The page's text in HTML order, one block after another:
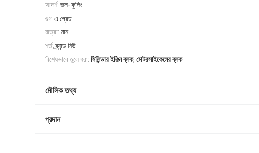
আদর্শ: জল- কুলিং
গুণ: এ গ্রেড
মাত্রা: মান
শর্ত:ব্র্যান্ড নিউ
বিশেষভাবে তুলে ধরা: সিলিন্ডার ইঞ্জিন ব্লক, মোটরসাইকেলের ব্লক
মৌলিক তথ্য
প্রদান